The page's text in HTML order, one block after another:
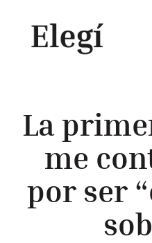
content
La
me
por ser